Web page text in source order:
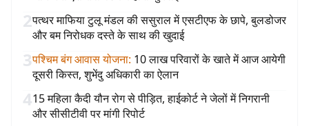
2पत्थर माफिया टुलू मंडल की ससुराल में एसटीएफ के छापे, बुलडोजर
और बम निरोधक दस्ते के साथ की खुदाई
3पश्चिम बंग आवास योजना: 10 लाख परिवारों के खाते में आज आयेगी
दूसरी किस्त, शुभेंदु अधिकारी का ऐलान
415 महिला कैदी यौन रोग से पीड़ित, हाईकोर्ट ने जेलों में निगरानी
और सीसीटीवी पर मांगी रिपोर्ट